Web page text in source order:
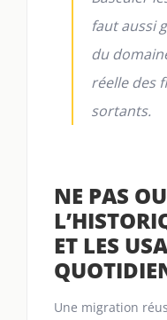
faut aussi
du
réelle des
sortants.
NE PAS
ET LES
Une migration